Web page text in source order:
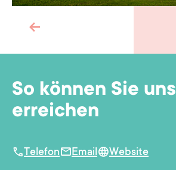
So können Sie uns
erreichen
Telefon Email Website